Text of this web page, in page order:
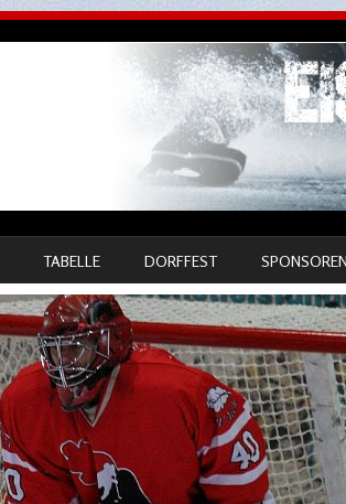
TABELLE DORFFEST SPONSOREN